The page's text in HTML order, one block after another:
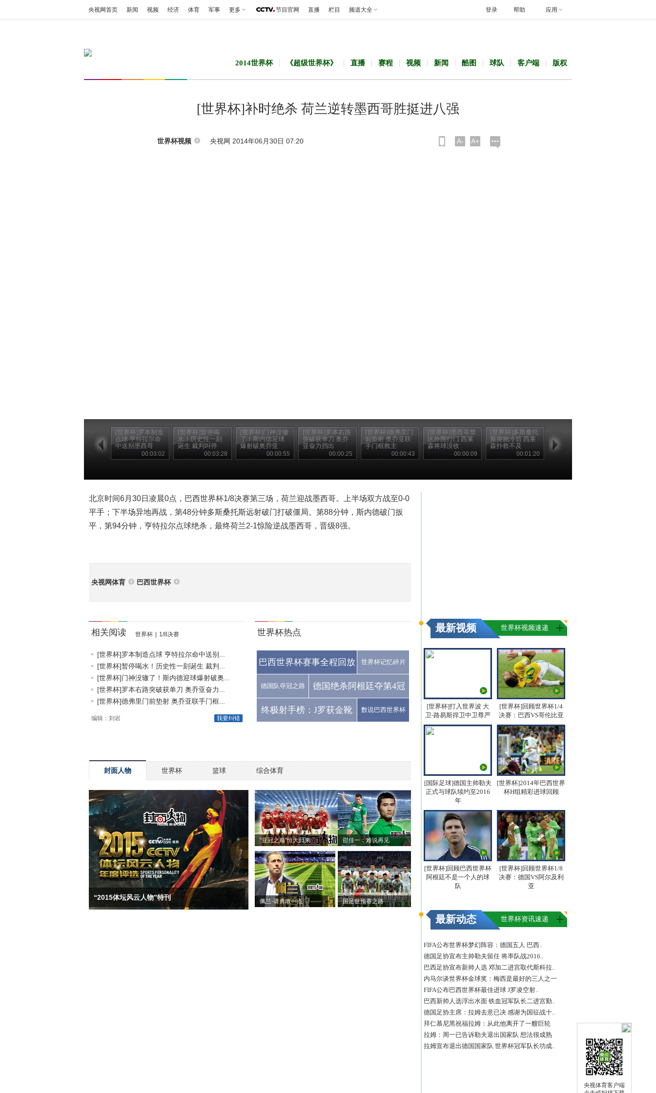
央视体育客户端
央视网首页 新闻 视频 经济 体育 军事 更多 节目官网 直播 栏目 频道大全 帮助 应用
登录
2014世界杯 《超级世界杯》 直播 赛程 视频 新闻 酷图 球队 客户端 版权
[世界杯]补时绝杀 荷兰逆转墨西哥胜挺进八强
世界杯视频 央视网 2014年06月30日 07:20 A- A+
[世界杯]罗本制造
点球 亨特拉尔命
中送别墨西哥
00:03:02
[世界杯]暂停喝
水！历史性一刻
诞生 裁判叫停
00:03:28
[世界杯]门神没辙
了！斯内德迎球
爆射破奥乔亚
00:00:55
[世界杯]罗本右路
突破获单刀 奥乔
亚奋力挡出
00:00:25
[世界杯]德弗里门
前垫射 奥乔亚联
手门框救主
00:00:43
[世界杯]墨西哥禁
区外围打门 西莱
森将球没收
00:00:09
[世界杯]多斯桑托
斯突施冷箭 西莱
森扑救不及
00:01:20
北京时间6月30日凌晨0点，巴西世界杯1/8决赛第三场，荷兰迎战墨西哥。上半场双方战至0-0
平手；下半场异地再战，第48分钟多斯桑托斯远射破门打破僵局。第88分钟，斯内德破门扳
平，第94分钟，亨特拉尔点球绝杀，最终荷兰2-1惊险逆战墨西哥，晋级8强。
央视网体育 巴西世界杯
相关阅读 世界杯 1/8决赛
[世界杯]罗本制造点球 亨特拉尔命中送别...
[世界杯]暂停喝水！历史性一刻诞生 裁判...
[世界杯]门神没辙了！斯内德迎球爆射破奥...
[世界杯]罗本右路突破获单刀 奥乔亚奋力...
[世界杯]德弗里门前垫射 奥乔亚联手门框...
我要纠错
编辑：刘岩
世界杯热点
巴西世界杯赛事全程回放 世界杯记忆碎片
德国队夺冠之路 德国绝杀阿根廷夺第4冠
终极射手榜：J罗获金靴 数说巴西世界杯
封面人物 世界杯 篮球 综合体育
“2015体坛风云人物”特刊
“亚冠之巅”恒大归来 邵佳一：难说再见
佩兰-请勇敢一点 国足世预赛之路
最新视频 世界杯视频速递
[世界杯]打入世界波 大
卫-路易斯捍卫中卫尊严
[世界杯]回顾世界杯1/4
决赛：巴西VS哥伦比亚
[国际足球]德国主帅勒夫
正式与球队续约至2016
年
[世界杯]2014年巴西世界
杯H组精彩进球回顾
[世界杯]回顾巴西世界杯
阿根廷不是一个人的球
队
[世界杯]回顾世界杯1/8
决赛：德国VS阿尔及利
亚
最新动态 世界杯资讯速递
FIFA公布世界杯梦幻阵容：德国五人 巴西..
德国足协宣布主帅勒夫留任 将率队战2016..
巴西足协宣布新帅人选 邓加二进宫取代斯科拉..
内马尔谈世界杯金球奖：梅西是最好的三人之一
FIFA公布巴西世界杯最佳进球 J罗凌空射..
巴西新帅人选浮出水面 铁血冠军队长二进宫勤..
德国足协主席：拉姆去意已决 感谢为国征战十..
拜仁慕尼黑祝福拉姆：从此他离开了一艘巨轮
拉姆：周一已告诉勒夫退出国家队 想法很成熟
拉姆宣布退出德国国家队 世界杯冠军队长功成..